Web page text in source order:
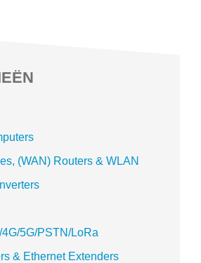
(WAN) Routers & WLAN
5G/PSTN/LoRa
& Ethernet Extenders